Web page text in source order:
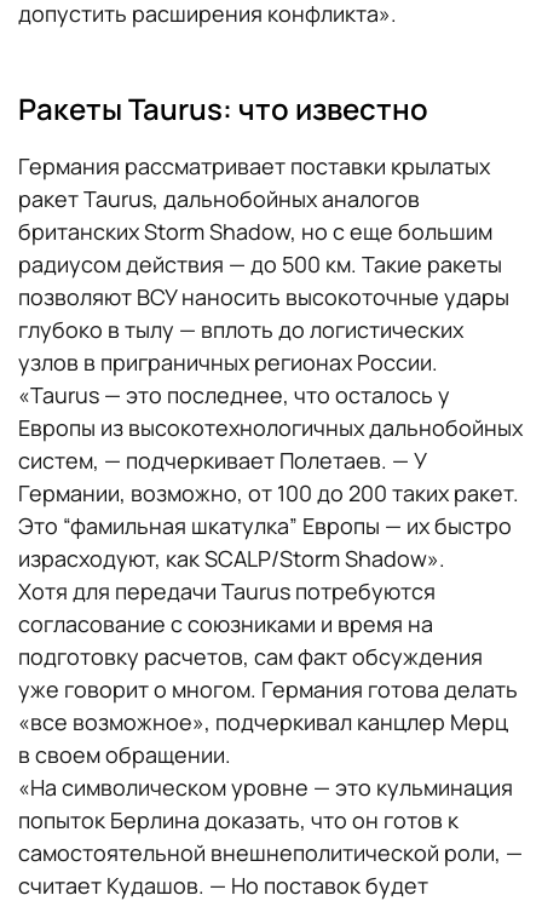
допустить расширения конфликта».
Ракеты Taurus: что известно
Германия рассматривает поставки крылатых
ракет Taurus, дальнобойных аналогов
британских Storm Shadow, но с еще большим
радиусом действия — до 500 км. Такие ракеты
позволяют ВСУ наносить высокоточные удары
глубоко в тылу — вплоть до логистических
узлов в приграничных регионах России.
«Taurus — это последнее, что осталось у
Европы из высокотехнологичных дальнобойных
систем, — подчеркивает Полетаев. — У
Германии, возможно, от 100 до 200 таких ракет.
Это “фамильная шкатулка” Европы — их быстро
израсходуют, как SCALP/Storm Shadow».
Хотя для передачи Taurus потребуются
согласование с союзниками и время на
подготовку расчетов, сам факт обсуждения
уже говорит о многом. Германия готова делать
«все возможное», подчеркивал канцлер Мерц
в своем обращении.
«На символическом уровне — это кульминация
попыток Берлина доказать, что он готов к
самостоятельной внешнеполитической роли, —
считает Кудашов. — Но поставок будет